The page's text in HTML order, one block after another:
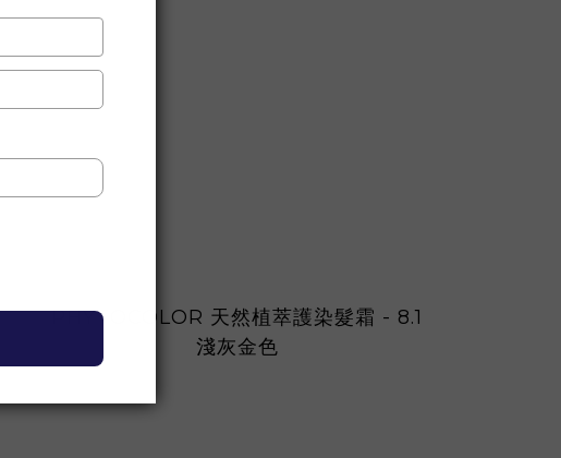
PHYTOCOLOR 天然植萃護染髮霜 - 8.1
淺灰金色